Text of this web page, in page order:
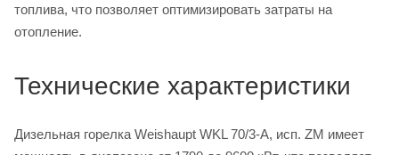
топлива, что позволяет оптимизировать затраты на
отопление.
Технические характеристики
Дизельная горелка Weishaupt WKL 70/3-A, исп. ZM имеет